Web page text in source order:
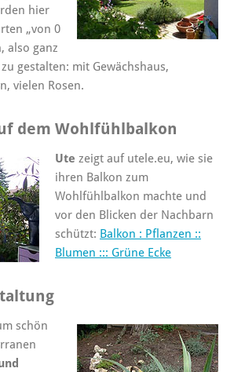
hier
„von 0
also ganz
gestalten: mit Gewächshaus,
vielen Rosen.
dem Wohlfühlbalkon
Ute zeigt auf utele.eu, wie sie
ihren Balkon zum
Wohlfühlbalkon machte und
vor den Blicken der Nachbarn
schützt: Balkon : Pflanzen ::
Blumen ::: Grüne Ecke
schön